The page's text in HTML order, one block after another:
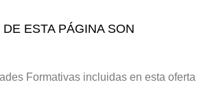
ESTA PÁGINA SON
Formativas incluidas en esta oferta